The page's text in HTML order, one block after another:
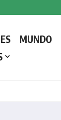
MUNDO